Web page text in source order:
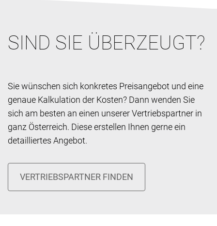
SIND SIE ÜBERZEUGT?
Sie wünschen sich konkretes Preisangebot und eine
genaue Kalkulation der Kosten? Dann wenden Sie
sich am besten an einen unserer Vertriebspartner in
ganz Österreich. Diese erstellen Ihnen gerne ein
detailliertes Angebot.